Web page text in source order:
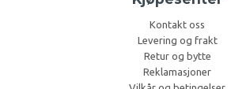
Kontakt oss
Levering og frakt
Retur og bytte
Reklamasjoner